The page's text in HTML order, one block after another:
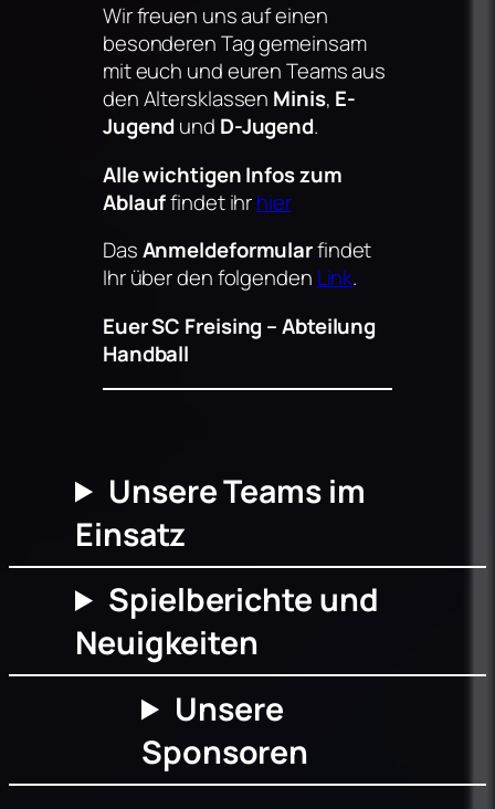
Wir freuen uns auf einen
besonderen Tag gemeinsam
mit euch und euren Teams aus
den Altersklassen Minis, E-
Jugendund D-Jugend.
Alle wichtigen Infos zum
Ablauffindet ihrhier
DasAnmeldeformularfindet
Ihr über den folgenden Link.
Euer SC Freising – Abteilung
Handball
Unsere Teams im
Einsatz
Spielberichte und
Neuigkeiten
Unsere
Sponsoren